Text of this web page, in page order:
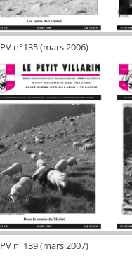
PV n°135 (mars 2006)
PV n°139 (mars 2007)